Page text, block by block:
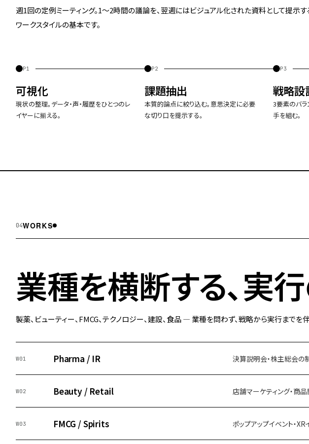
週1回の定例ミーティング。1〜2時間の議論を、翌週にはビジュアル化された資料として提示す
ワークスタイルの基本です。
P1
可視化
現状の整理。データ・声・履歴をひとつのレ
イヤーに揃える。
P2
課題抽出
本質的論点に絞り込む。意思決定に必要
な切り口を提示する。
P3
戦略設
3要素のバラ
手を組む。
04WORKS
業種を横断する、実
製薬、ビューティー、FMCG、テクノロジー、建設、食品 — 業種を問わず、戦略から実行までを
W01 Pharma / IR 決算説明会・株主総会の
W02 Beauty / Retail 店舗マーケティング・商
W03 FMCG / Spirits ポップアップイベント・XR